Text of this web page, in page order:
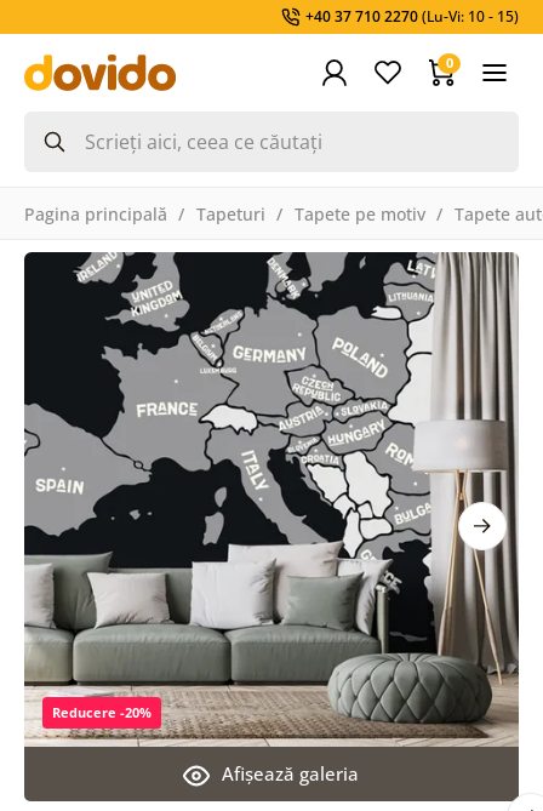
+40 37 710 2270(Lu-Vi: 10 - 15)
0
Pagina principală Tapeturi Tapete pe motiv Tapete
Afişează galeria
Reducere -20%